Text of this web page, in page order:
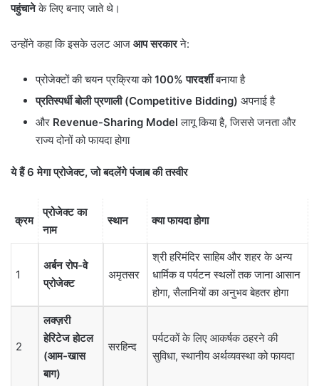
पहुंचानेके लिए बनाए जाते थे।
उन्होंने कहा कि इसके उलट आज आप सरकारने:
प्रोजेक्टों की चयन प्रक्रिया को100%पारदर्शीबनाया है
प्रतिस्पर्धी बोली प्रणाली (Competitive Bidding) अपनाई है
और Revenue-Sharing Model लागू किया है, जिससे जनता और
राज्य दोनों को फायदा होगा
ये हैं6मेगा प्रोजेक्ट,जो बदलेंगे पंजाब की तस्वीर
क्रम
प्रोजेक्ट का
नाम
स्थान क्या फायदा होगा
1
अर्बन रोप-वे
प्रोजेक्ट
अमृतसर
श्री हरिमंदिर साहिब और शहर के अन्य
धार्मिक व पर्यटन स्थलों तक जाना आसान
होगा, सैलानियों का अनुभव बेहतर होगा
2
लक्ज़री
हेरिटेज होटल
(आम-खास
बाग)
सरहिन्द
पर्यटकों के लिए आकर्षक ठहरने की
सुविधा, स्थानीय अर्थव्यवस्था को फायदा